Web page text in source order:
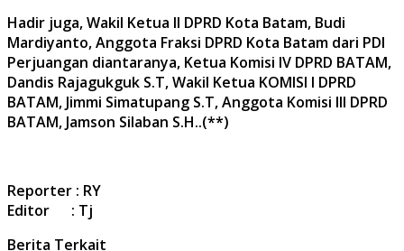
Hadir juga, Wakil Ketua II DPRD Kota Batam, Budi
Mardiyanto, Anggota Fraksi DPRD Kota Batam dari PDI
Perjuangan diantaranya, Ketua Komisi IV DPRD BATAM,
Dandis Rajagukguk S.T, Wakil Ketua KOMISI I DPRD
BATAM, Jimmi Simatupang S.T, Anggota Komisi III DPRD
BATAM, Jamson Silaban S.H..(**)
Reporter : RY
Editor : Tj
Berita Terkait